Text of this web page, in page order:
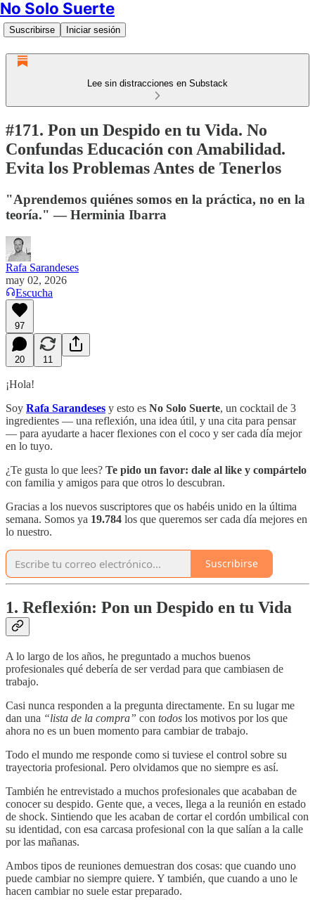
No Solo Suerte
Suscribirse Iniciar sesión
Lee sin distracciones en Substack
#171. Pon un Despido en tu Vida. No
Confundas Educación con Amabilidad.
Evita los Problemas Antes de Tenerlos
"Aprendemos quiénes somos en la práctica, no en la
teoría." — Herminia Ibarra
Rafa Sarandeses
may 02, 2026
Escucha
97
20 11
¡Hola!
Soy Rafa Sarandeses y esto es No Solo Suerte, un cocktail de 3
ingredientes — una reflexión, una idea útil, y una cita para pensar
— para ayudarte a hacer flexiones con el coco y ser cada día mejor
en lo tuyo.
¿Te gusta lo que lees? Te pido un favor: dale al like y compártelo
con familia y amigos para que otros lo descubran.
Gracias a los nuevos suscriptores que os habéis unido en la última
semana. Somos ya 19.784 los que queremos ser cada día mejores en
lo nuestro.
Suscribirse
1. Reflexión: Pon un Despido en tu Vida
A lo largo de los años, he preguntado a muchos buenos
profesionales qué debería de ser verdad para que cambiasen de
trabajo.
Casi nunca responden a la pregunta directamente. En su lugar me
dan una “lista de la compra” con todos los motivos por los que
ahora no es un buen momento para cambiar de trabajo.
Todo el mundo me responde como si tuviese el control sobre su
trayectoria profesional. Pero olvidamos que no siempre es así.
También he entrevistado a muchos profesionales que acababan de
conocer su despido. Gente que, a veces, llega a la reunión en estado
de shock. Sintiendo que les acaban de cortar el cordón umbilical con
su identidad, con esa carcasa profesional con la que salían a la calle
por las mañanas.
Ambos tipos de reuniones demuestran dos cosas: que cuando uno
puede cambiar no siempre quiere. Y también, que cuando a uno le
hacen cambiar no suele estar preparado.